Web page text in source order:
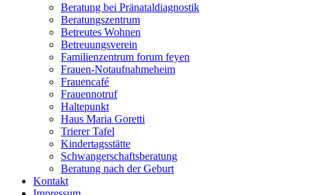
Beratung bei Pränataldiagnostik
Beratungszentrum
Betreutes Wohnen
Betreuungsverein
Familienzentrum forum feyen
Frauen-Notaufnahmeheim
Frauencafé
Frauennotruf
Haltepunkt
Haus Maria Goretti
Trierer Tafel
Kindertagsstätte
Schwangerschaftsberatung
Beratung nach der Geburt
Kontakt